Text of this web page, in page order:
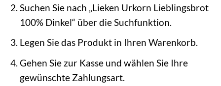
Suchen Sie nach „Lieken Urkorn Lieblingsbrot
100% Dinkel“ über die Suchfunktion.
Legen Sie das Produkt in Ihren Warenkorb.
Gehen Sie zur Kasse und wählen Sie Ihre
gewünschte Zahlungsart.